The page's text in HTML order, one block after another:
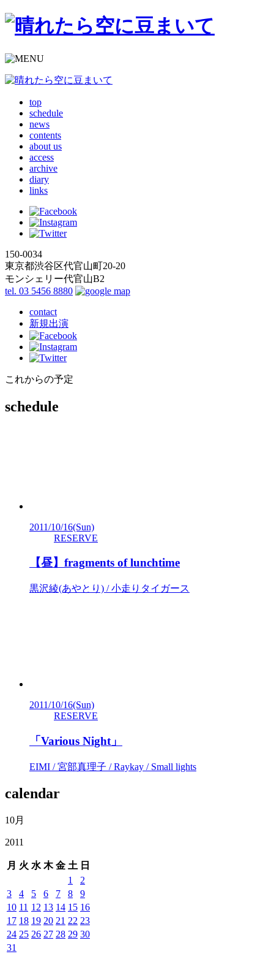
top
schedule
news
contents
about us
access
archive
diary
links
150-0034
東京都渋谷区代官山町20-20
モンシェリー代官山B2
tel. 03 5456 8880
contact
新規出演
これからの予定
schedule
2011/10/16(Sun)
RESERVE
【昼】fragments of lunchtime
黒沢綾(あやとり) / 小走りタイガース
2011/10/16(Sun)
RESERVE
「Various Night」
EIMI / 宮部真理子 / Raykay / Small lights
calendar
10月
2011
月 火 水 木 金 土 日
1
2
3
4 5 6 7 8
9
10 11 12 13 14 15 16
17 18 19 20 21 22 23
24 25 26 27 28 29 30
31